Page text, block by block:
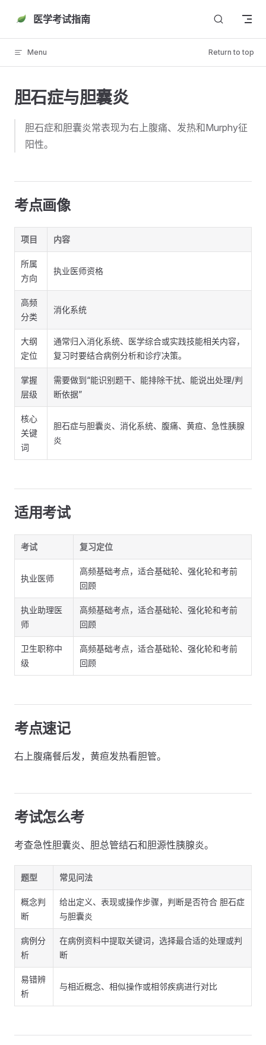
Skip to content
医学考试指南
Menu Return to top
胆石症与胆囊炎
胆石症和胆囊炎常表现为右上腹痛、发热和Murphy征
阳性。
考点画像
项目 内容
所属
方向
执业医师资格
高频
分类
消化系统
大纲
定位
通常归入消化系统、医学综合或实践技能相关内容，
复习时要结合病例分析和诊疗决策。
掌握
层级
需要做到“能识别题干、能排除干扰、能说出处理/判
断依据”
核心
关键
词
胆石症与胆囊炎、消化系统、腹痛、黄疸、急性胰腺
炎
适用考试
考试 复习定位
执业医师
高频基础考点，适合基础轮、强化轮和考前
回顾
执业助理医
师
高频基础考点，适合基础轮、强化轮和考前
回顾
卫生职称中
级
高频基础考点，适合基础轮、强化轮和考前
回顾
考点速记
右上腹痛餐后发，黄疸发热看胆管。
考试怎么考
考查急性胆囊炎、胆总管结石和胆源性胰腺炎。
题型 常见问法
概念判
断
给出定义、表现或操作步骤，判断是否符合 胆石症
与胆囊炎
病例分
析
在病例资料中提取关键词，选择最合适的处理或判
断
易错辨
析
与相近概念、相似操作或相邻疾病进行对比